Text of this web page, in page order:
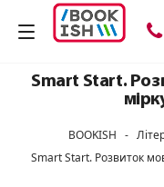
Smart Start.
BOOKISH -
Smart Start. Розвиток